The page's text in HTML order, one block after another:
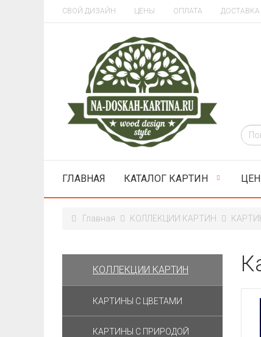
СВОЙ ДИЗАЙН ЦЕНЫ ОПЛАТА ДОСТАВКА
ГЛАВНАЯ КАТАЛОГ КАРТИН
Главная КОЛЛЕКЦИИ КАРТИН
КОЛЛЕКЦИИ КАРТИН
КАРТИНЫ С ЦВЕТАМИ
КАРТИНЫ С ПРИРОДОЙ